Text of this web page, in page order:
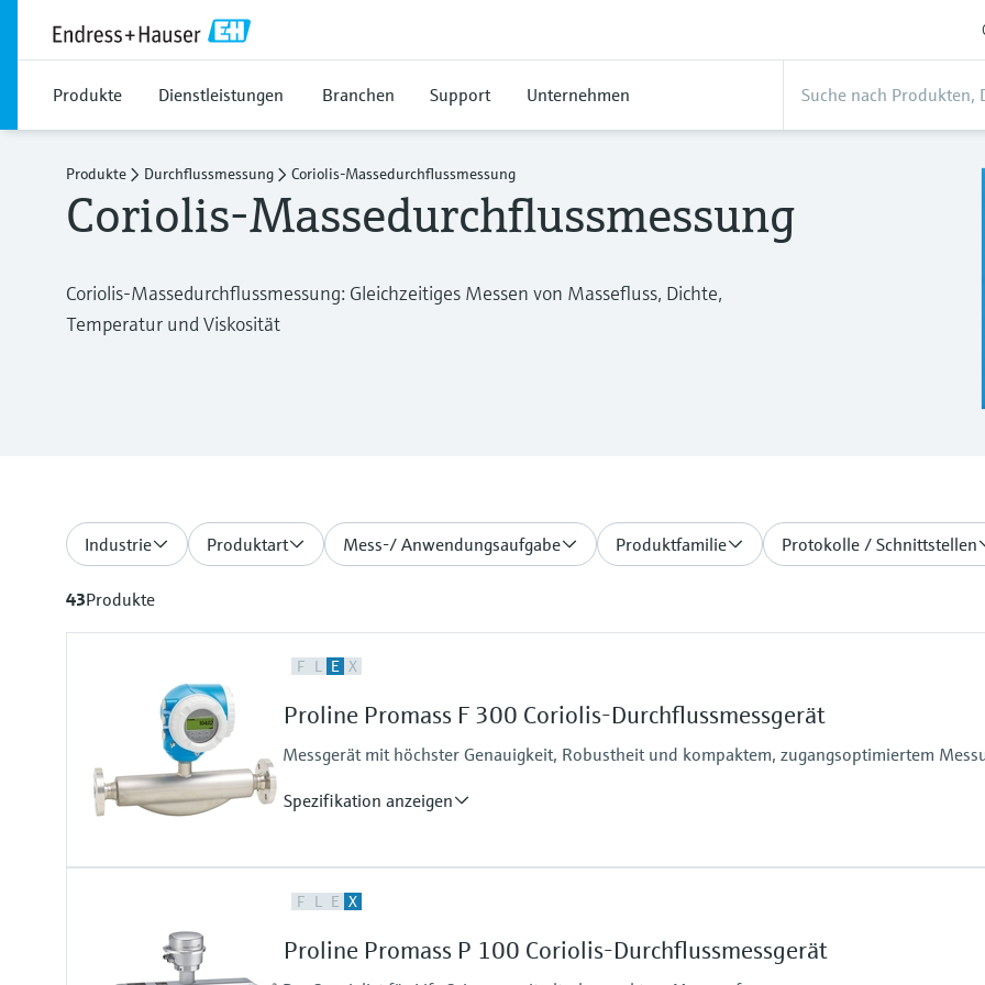
Produkte Dienstleistungen Branchen Support Unternehmen
Produkte Durchflussmessung Coriolis-Massedurchflussmessung
Coriolis-Massedurchflussmessung
Coriolis-Massedurchflussmessung: Gleichzeitiges Messen von Massefluss, Dichte,
Temperatur und Viskosität
Industrie Produktart Mess-/ Anwendungsaufgabe Produktfamilie Protokolle / Schnittstellen
43Produkte
F L E X
Proline Promass F 300 Coriolis-Durchflussmessgerät
Messgerät mit höchster Genauigkeit, Robustheit und kompaktem, zugangsoptimiertem
Spezifikation anzeigen
Max. Messabweichung
Volumenfluss (Flüssigkeit): ±0,10 %
Massefluss (Gas): ±0,25 %
F L E X
Proline Promass P 100 Coriolis-Durchflussmessgerät